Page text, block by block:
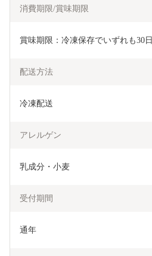
消費期限/賞味期限
賞味期限：冷凍保存でいずれも30日
配送方法
冷凍配送
アレルゲン
乳成分・小麦
受付期間
通年